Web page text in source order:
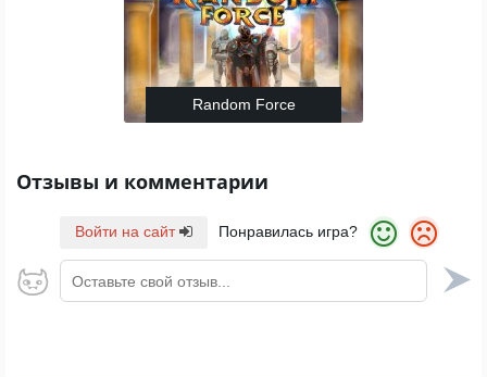
Random Force
Отзывы и комментарии
Войти на сайт Понравилась игра?
Оставьте свой отзыв...